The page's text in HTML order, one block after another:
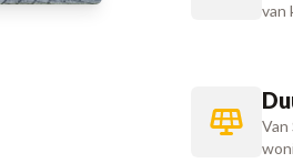
van
Van